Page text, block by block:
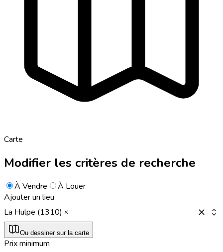
Carte
Modifier les critères de recherche
À Vendre
À Louer
Ajouter un lieu
La Hulpe (1310)
Ou dessiner sur la carte
Prix minimum